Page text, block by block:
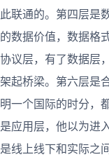
联通的。第四层是
数据价值，数据格
议层，有了数据层
起桥梁。第六层是
一个国际的时分，
应用层，他以为进
线上线下和实际之